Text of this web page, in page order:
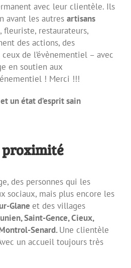
avec leur clientèle. Ils
avant les autres artisans
fleuriste, restaurateurs,
des actions, des
de l’évènementiel – avec
en soutien aux
! Merci !!!
un état d’esprit sain
proximité
des personnes qui les
sociaux, mais plus encore les
Glane et des villages
Saint-Gence, Cieux,
Senard.Une clientèle
un accueil toujours très